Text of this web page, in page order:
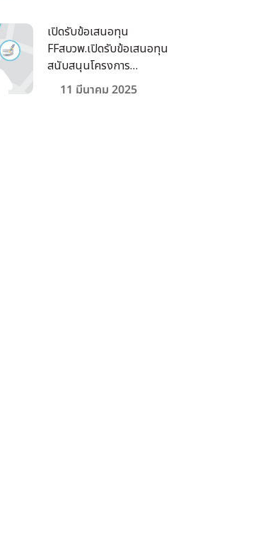
เปิดรับข้อเสนอทุน
FFสบวพ.เปิดรับข้อเสนอทุน
สนับสนุนโครงการ
Fundamental Fund ที่มี
11 มีนาคม 2025